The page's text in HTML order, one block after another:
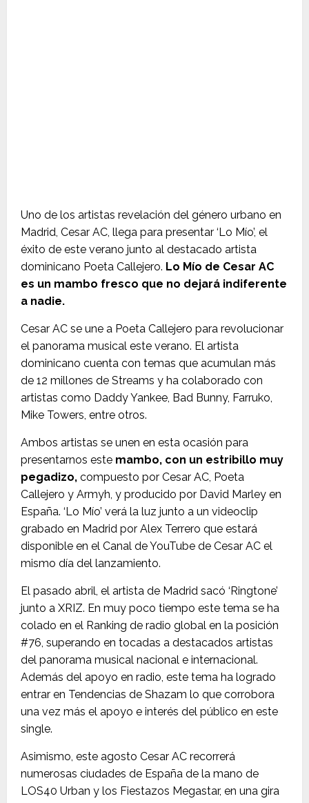
Uno de los artistas revelación del género urbano en
Madrid, Cesar AC, llega para presentar ‘Lo Mío’, el
éxito de este verano junto al destacado artista
dominicano Poeta Callejero. Lo Mío de Cesar AC
es un mambo fresco que no dejará indiferente
a nadie.
Cesar AC se une a Poeta Callejero para revolucionar
el panorama musical este verano. El artista
dominicano cuenta con temas que acumulan más
de 12 millones de Streams y ha colaborado con
artistas como Daddy Yankee, Bad Bunny, Farruko,
Mike Towers, entre otros.
Ambos artistas se unen en esta ocasión para
presentarnos este mambo, con un estribillo muy
pegadizo, compuesto por Cesar AC, Poeta
Callejero y Armyh, y producido por David Marley en
España. ‘Lo Mío’ verá la luz junto a un videoclip
grabado en Madrid por Alex Terrero que estará
disponible en el Canal de YouTube de Cesar AC el
mismo día del lanzamiento.
El pasado abril, el artista de Madrid sacó ‘Ringtone’
junto a XRIZ. En muy poco tiempo este tema se ha
colado en el Ranking de radio global en la posición
#76, superando en tocadas a destacados artistas
del panorama musical nacional e internacional.
Además del apoyo en radio, este tema ha logrado
entrar en Tendencias de Shazam lo que corrobora
una vez más el apoyo e interés del público en este
single.
Asimismo, este agosto Cesar AC recorrerá
numerosas ciudades de España de la mano de
LOS40 Urban y los Fiestazos Megastar, en una gira